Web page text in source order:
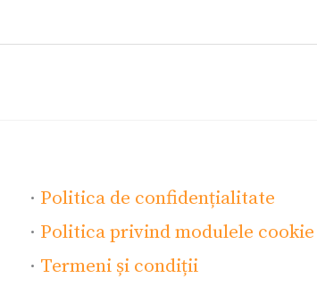
· Politica de confidențialitate
· Politica privind modulele cookie
· Termeni și condiții